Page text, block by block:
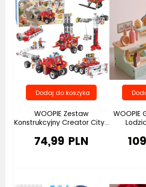
WOOPIE Zestaw
Konstrukcyjny Creator City...
74,99 PLN
WOOPIE